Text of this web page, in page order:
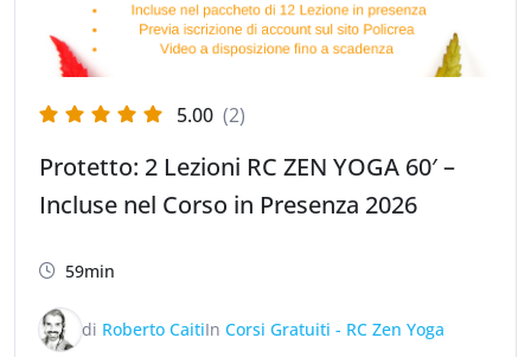
5.00 (2)
Protetto: 2 Lezioni RC ZEN YOGA 60′ –
Incluse nel Corso in Presenza 2026
59min
di Roberto CaitiIn Corsi Gratuiti - RC Zen Yoga